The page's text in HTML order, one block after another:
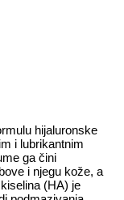
hijaluronske
i lubrikantnim
ga čini
i njegu kože, a
(HA) је